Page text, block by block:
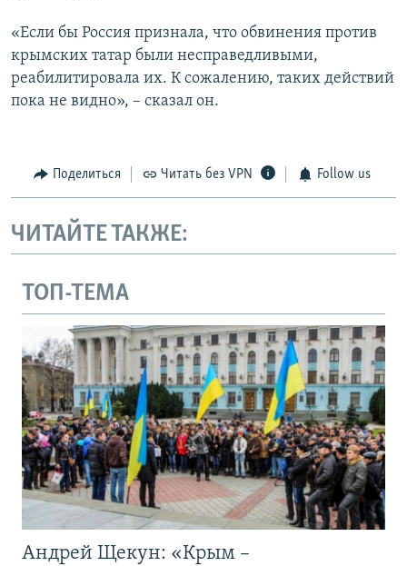
«Если бы Россия признала, что обвинения против
крымских татар были несправедливыми,
реабилитировала их. К сожалению, таких действий
пока не видно», – сказал он.
Поделиться Читать без VPN Follow us
ЧИТАЙТЕ ТАКЖЕ:
ТОП-ТЕМА
Андрей Щекун: «Крым –